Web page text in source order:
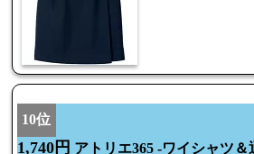
10位
1,740円 アトリエ365 -ワイシャツ＆